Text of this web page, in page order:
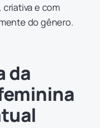
criativa e com
do gênero.
da